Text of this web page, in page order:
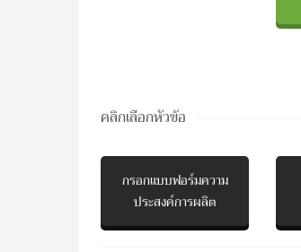
คลิกเลือกหัวข้อ
กรอกแบบฟอร์มความ
ประสงค์การผลิต